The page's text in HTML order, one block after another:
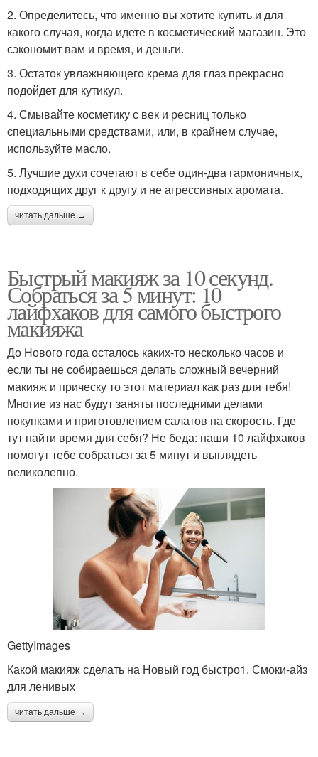
2. Определитесь, что именно вы хотите купить и для
какого случая, когда идете в косметический магазин. Это
сэкономит вам и время, и деньги.
3. Остаток увлажняющего крема для глаз прекрасно
подойдет для кутикул.
4. Смывайте косметику с век и ресниц только
специальными средствами, или, в крайнем случае,
используйте масло.
5. Лучшие духи сочетают в себе один-два гармоничных,
подходящих друг к другу и не агрессивных аромата.
читать дальше →
Быстрый макияж за 10 секунд.
Собраться за 5 минут: 10
лайфхаков для самого быстрого
макияжа
До Нового года осталось каких-то несколько часов и
если ты не собираешься делать сложный вечерний
макияж и прическу то этот материал как раз для тебя!
Многие из нас будут заняты последними делами
покупками и приготовлением салатов на скорость. Где
тут найти время для себя? Не беда: наши 10 лайфхаков
помогут тебе собраться за 5 минут и выглядеть
великолепно.
GettyImages
Какой макияж сделать на Новый год быстро1. Смоки-айз
для ленивых
читать дальше →